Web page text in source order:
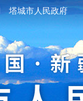
塔城市人民政府